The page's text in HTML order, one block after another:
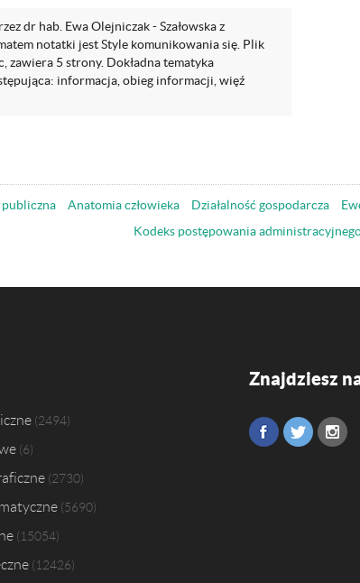
dr hab. Ewa Olejniczak - Szałowska z
notatki jest Style komunikowania się. Plik
zawiera 5 strony. Dokładna tematyka
informacja, obieg informacji, więź
Anatomia człowieka Działalność gospodarcza
Kodeks postępowania
2494
6
2730
5690
15054
12426
Znajdziesz